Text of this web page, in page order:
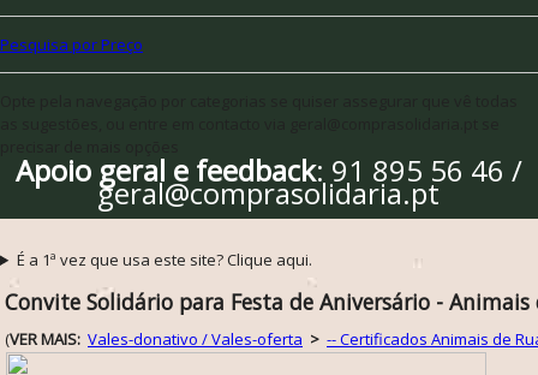
Pesquisa por Preço
Apoio geral e feedback: 91 895 56 46 /
geral@comprasolidaria.pt
É a 1ª vez que usa este site? Clique aqui.
Convite Solidário para Festa de Aniversário - Animais
(VER MAIS: Vales-donativo / Vales-oferta > -- Certificados Animais de